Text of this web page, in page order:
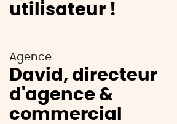
utilisateur !
Agence
David, directeur
d'agence &
commercial